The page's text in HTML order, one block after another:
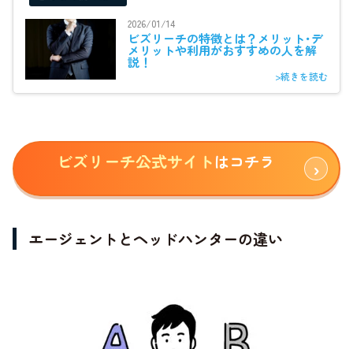
2026/01/14
ビズリーチの特徴とは？メリット･デ
メリットや利用がおすすめの人を解
説！
>続きを読む
ビズリーチ公式サイトはコチラ
エージェントとヘッドハンターの違い